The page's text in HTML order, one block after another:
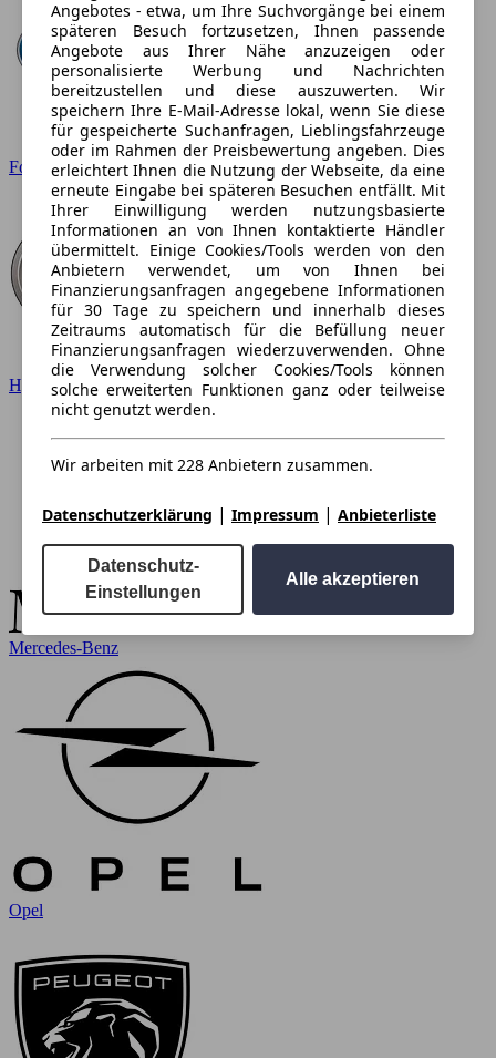
Ford
Hyundai
Mercedes-Benz
Opel
Angebotes - etwa, um Ihre Suchvorgänge bei einem
späteren Besuch fortzusetzen, Ihnen passende
Angebote aus Ihrer Nähe anzuzeigen oder
personalisierte Werbung und Nachrichten
bereitzustellen und diese auszuwerten. Wir
speichern Ihre E-Mail-Adresse lokal, wenn Sie diese
für gespeicherte Suchanfragen, Lieblingsfahrzeuge
oder im Rahmen der Preisbewertung angeben. Dies
erleichtert Ihnen die Nutzung der Webseite, da eine
erneute Eingabe bei späteren Besuchen entfällt. Mit
Ihrer Einwilligung werden nutzungsbasierte
Informationen an von Ihnen kontaktierte Händler
übermittelt. Einige Cookies/Tools werden von den
Anbietern verwendet, um von Ihnen bei
Finanzierungsanfragen angegebene Informationen
für 30 Tage zu speichern und innerhalb dieses
Zeitraums automatisch für die Befüllung neuer
Finanzierungsanfragen wiederzuverwenden. Ohne
die Verwendung solcher Cookies/Tools können
solche erweiterten Funktionen ganz oder teilweise
nicht genutzt werden.
Wir arbeiten mit 228 Anbietern zusammen.
Datenschutzerklärung | Impressum | Anbieterliste
Datenschutz-
Einstellungen
Alle akzeptieren